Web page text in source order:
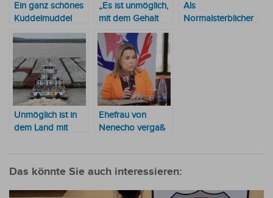
Ein ganz schönes
Kuddelmuddel
„Es ist unmöglich,
mit dem Gehalt
eines Richters eine
Villa zu kaufen“
Als
Normalsterblicher
Unmöglich ist in
dem Land mit
in Südamerika gar
Ehefrau von
Nenecho vergaß
gekauftes Haus
anzugeben
Das könnte Sie auch interessieren: